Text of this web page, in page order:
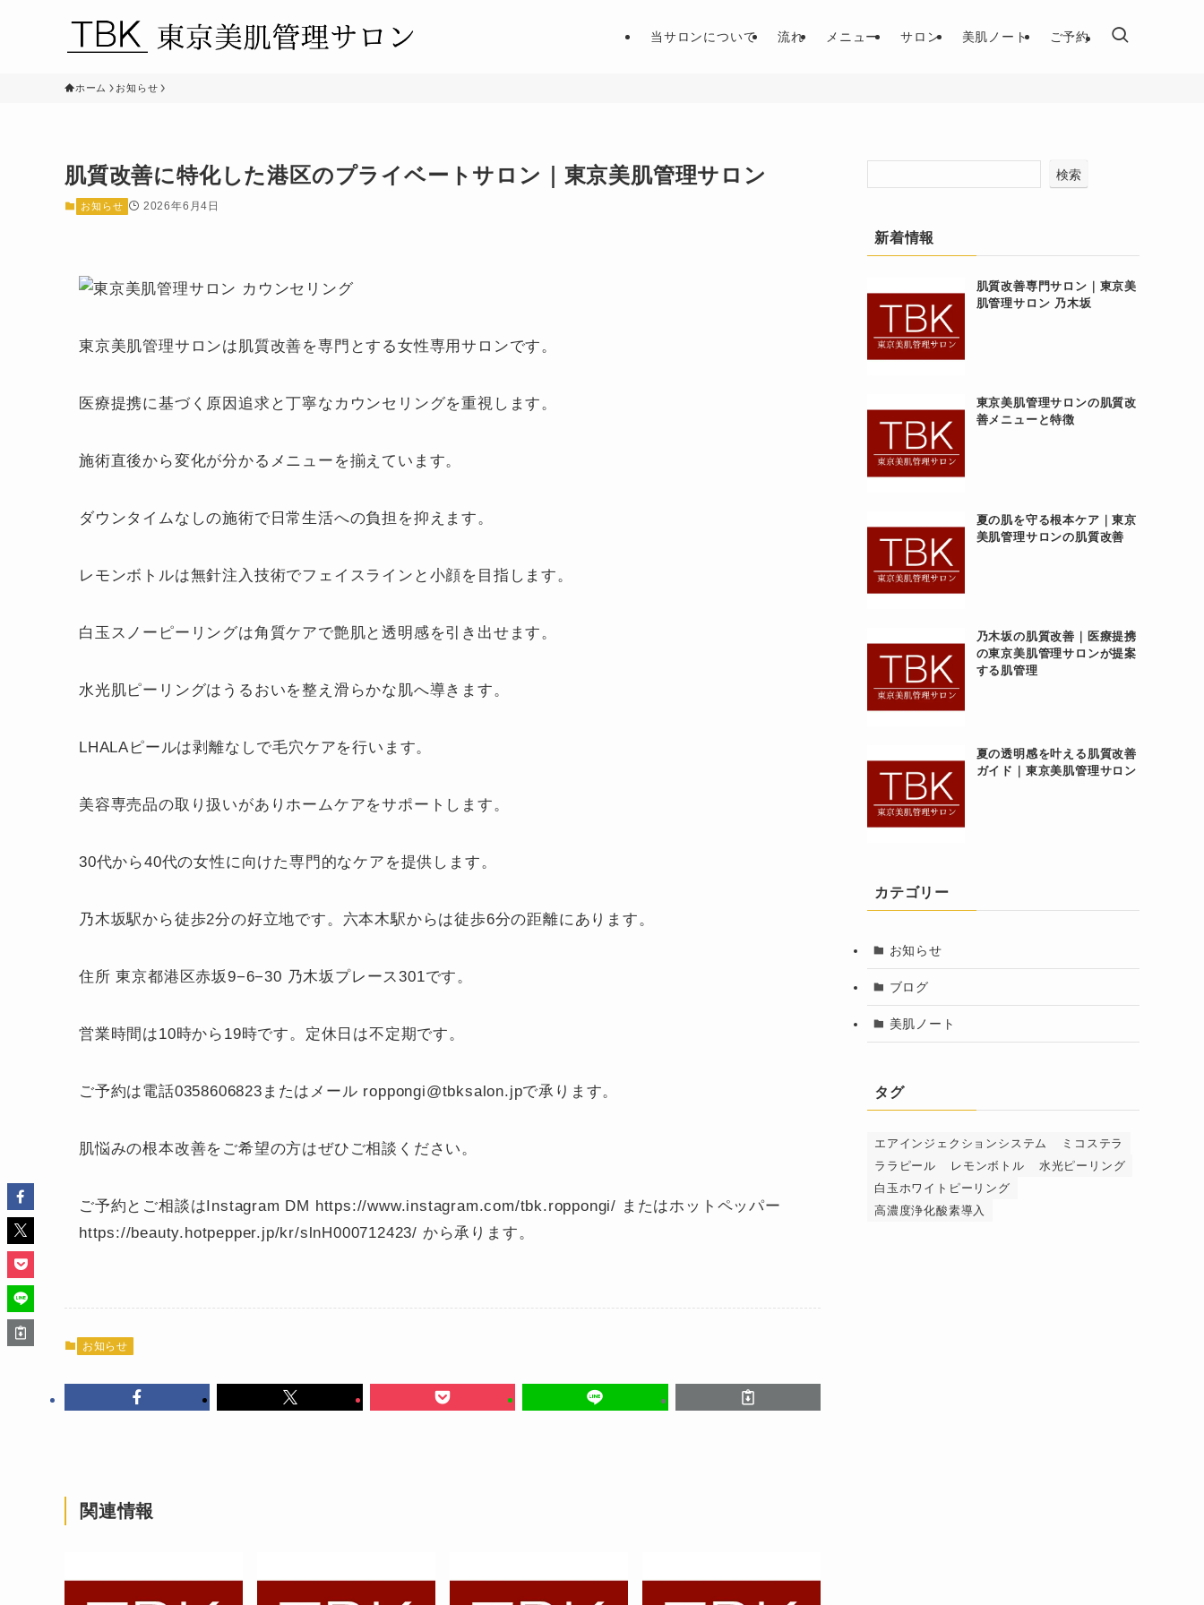
当サロンについて 流れ メニュー サロン 美肌ノート ご予約
ホーム お知らせ
肌質改善に特化した港区のプライベートサロン｜東京美肌管理サロン
お知らせ 2026年6月4日
東京美肌管理サロンは肌質改善を専門とする女性専用サロンです。
医療提携に基づく原因追求と丁寧なカウンセリングを重視します。
施術直後から変化が分かるメニューを揃えています。
ダウンタイムなしの施術で日常生活への負担を抑えます。
レモンボトルは無針注入技術でフェイスラインと小顔を目指します。
白玉スノーピーリングは角質ケアで艶肌と透明感を引き出せます。
水光肌ピーリングはうるおいを整え滑らかな肌へ導きます。
LHALAピールは剥離なしで毛穴ケアを行います。
美容専売品の取り扱いがありホームケアをサポートします。
30代から40代の女性に向けた専門的なケアを提供します。
乃木坂駅から徒歩2分の好立地です。六本木駅からは徒歩6分の距離にあります。
住所 東京都港区赤坂9−6−30 乃木坂プレース301です。
営業時間は10時から19時です。定休日は不定期です。
ご予約は電話0358606823またはメール roppongi@tbksalon.jpで承ります。
肌悩みの根本改善をご希望の方はぜひご相談ください。
ご予約とご相談はInstagram DM https://www.instagram.com/tbk.roppongi/ またはホットペッパー
https://beauty.hotpepper.jp/kr/slnH000712423/ から承ります。
お知らせ
関連情報
検索
新着情報
肌質改善専門サロン｜東京美
肌管理サロン 乃木坂
東京美肌管理サロンの肌質改
善メニューと特徴
夏の肌を守る根本ケア｜東京
美肌管理サロンの肌質改善
乃木坂の肌質改善｜医療提携
の東京美肌管理サロンが提案
する肌管理
夏の透明感を叶える肌質改善
ガイド｜東京美肌管理サロン
カテゴリー
お知らせ
ブログ
美肌ノート
タグ
エアインジェクションシステム
ミコステラ
ララピール
レモンボトル
水光ピーリング
白玉ホワイトピーリング
高濃度浄化酸素導入